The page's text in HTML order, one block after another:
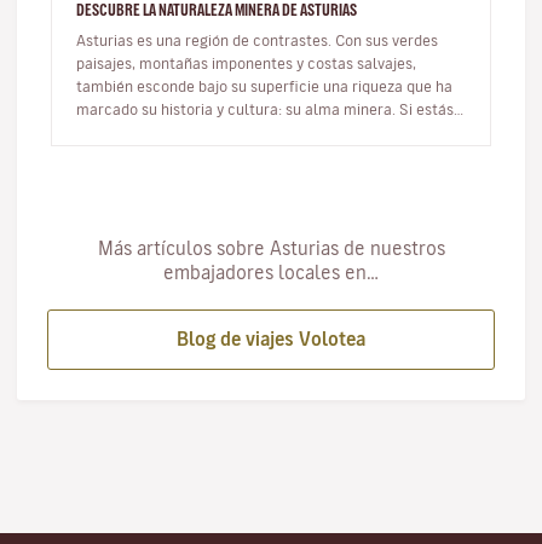
DESCUBRE LA NATURALEZA MINERA DE ASTURIAS
Asturias es una región de contrastes. Con sus verdes
paisajes, montañas imponentes y costas salvajes,
también esconde bajo su superficie una riqueza que ha
marcado su historia y cultura: su alma minera. Si estás
Más artículos sobre Asturias de nuestros
embajadores locales en…
Blog de viajes Volotea